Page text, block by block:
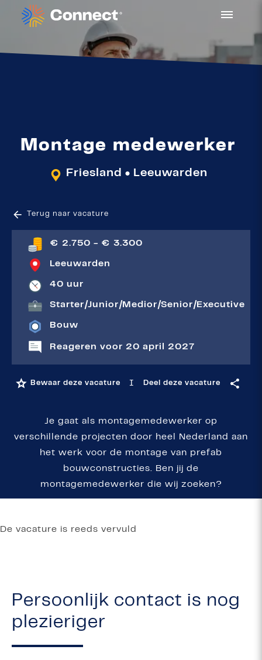
Montage medewerker
Friesland ● Leeuwarden
Terug naar vacature
€ 2.750 - € 3.300
Leeuwarden
40 uur
Starter|Junior| Medior|Senior| Executive
Bouw
Reageren voor 20 april 2027
Bewaar deze vacature I Deel deze vacature
Je gaat als montagemedewerker op
verschillende projecten door heel Nederland aan
het werk voor de montage van prefab
bouwconstructies. Ben jij de
montagemedewerker die wij zoeken?
De vacature is reeds vervuld
Persoonlijk contact is nog
plezieriger